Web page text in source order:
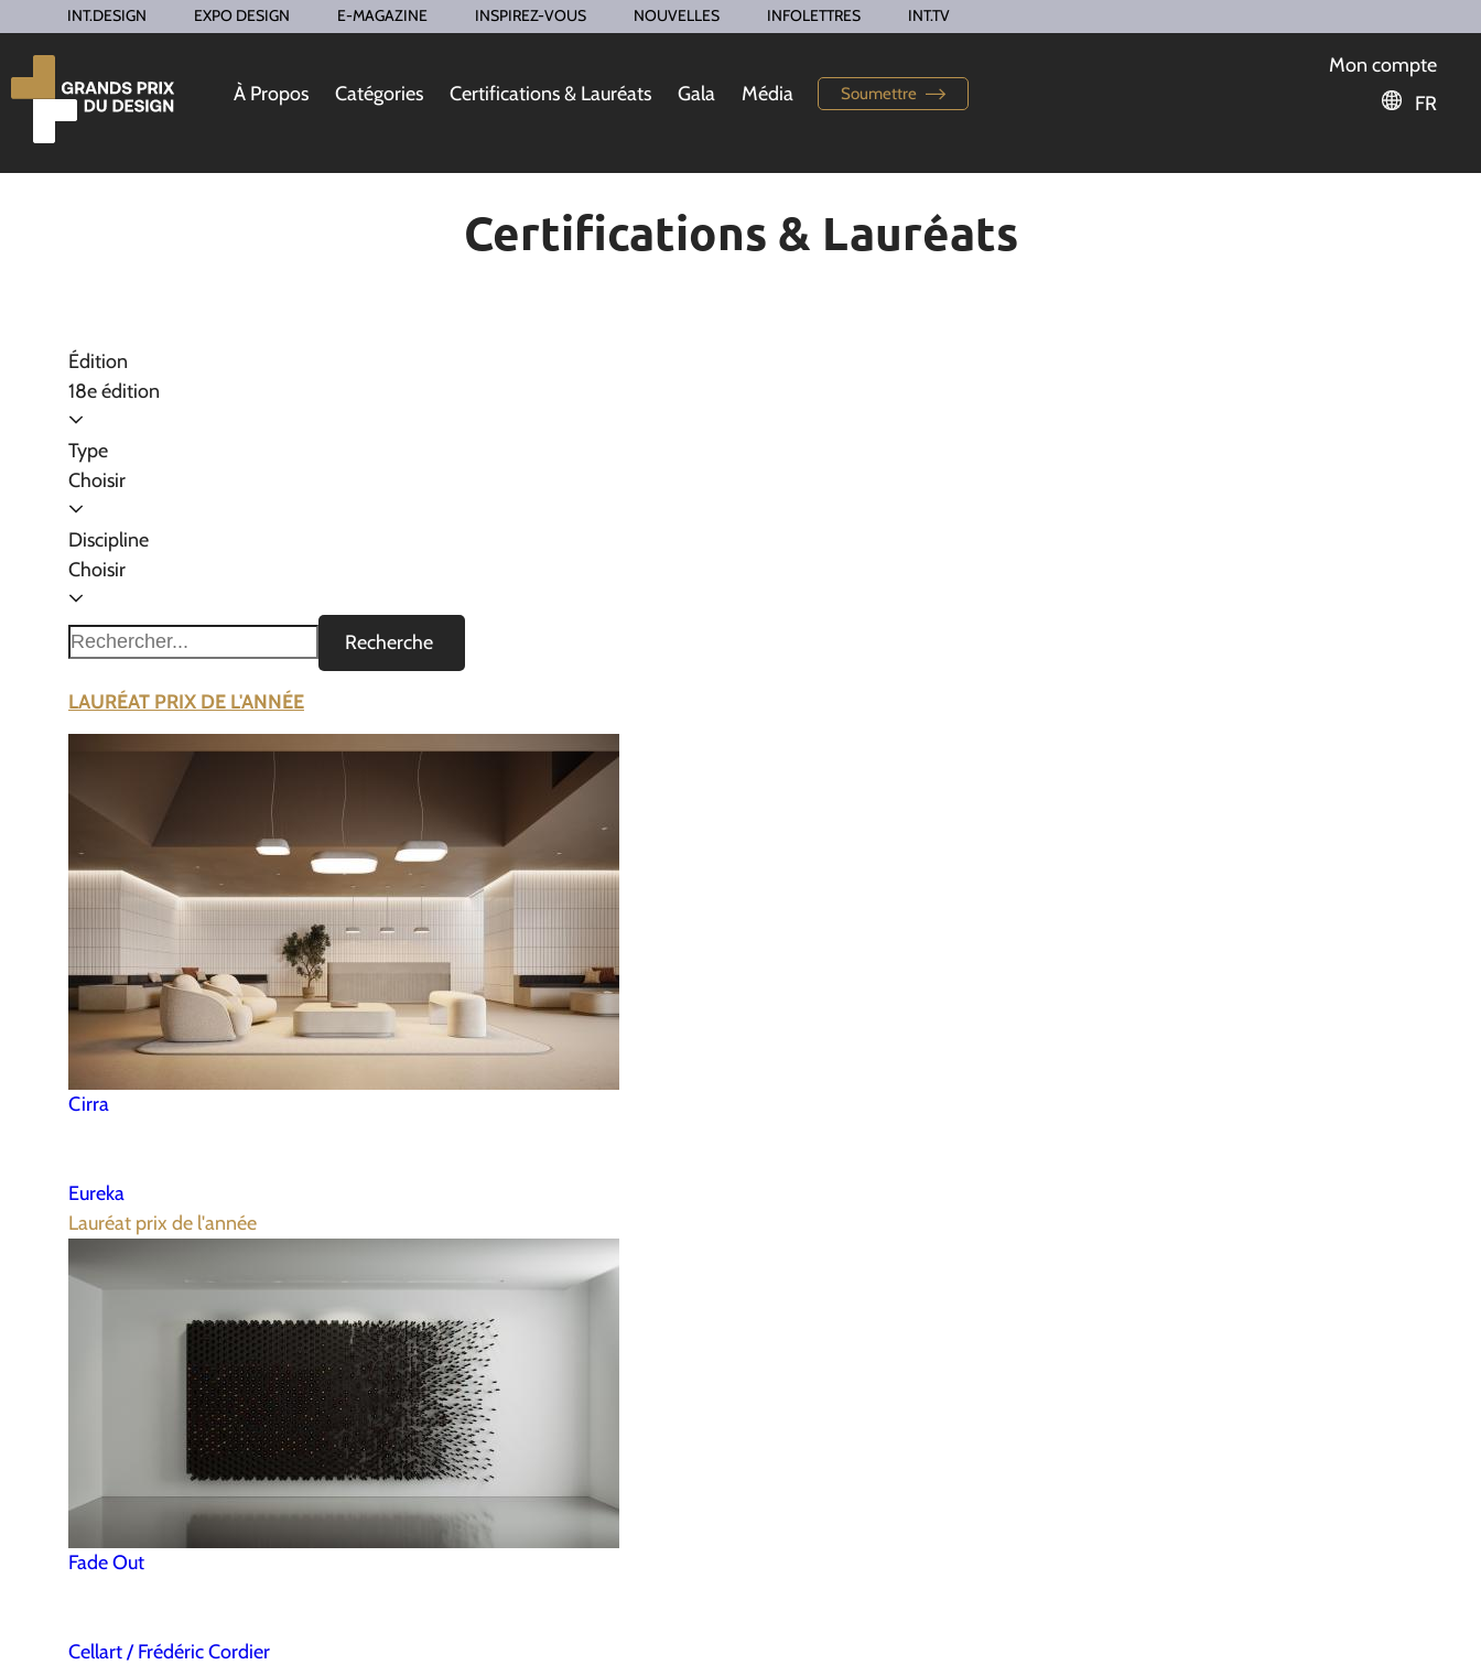
INT.DESIGN EXPO DESIGN E-MAGAZINE INSPIREZ-VOUS NOUVELLES INFOLETTRES INT.TV
À Propos Catégories Certifications & Lauréats Gala Média Soumettre
Mon compte
FR
Certifications & Lauréats
Édition
18e édition
Type
Choisir
Discipline
Choisir
Recherche
LAURÉAT PRIX DE L'ANNÉE
Cirra
Eureka
Lauréat prix de l'année
Fade Out
Cellart / Frédéric Cordier